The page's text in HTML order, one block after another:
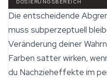
DOSIERUNGSBEREICH
Die entscheidende
muss subperzeptuell
Veränderung deiner
Farben satter wirken,
du Nachzieheffekte im